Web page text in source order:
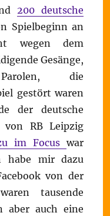
200 deutsche
Spielbeginn an
wegen dem
Gesänge,
Parolen, die
gestört waren
der deutsche
von RB Leipzig
im Focuswar
habe mir dazu
von der
tausende
aber auch eine